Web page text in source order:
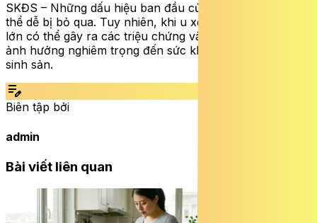
SKĐS – Những dấu hiệu ban đầu của u xơ tử cung có
thể dễ bị bỏ qua. Tuy nhiên, khi u xơ tử cung phát triển
lớn có thể gây ra các triệu chứng và biến chứng đến
ảnh hưởng nghiêm trọng đến sức khỏe và khả năng
sinh sản.
edit_note
Biên tập bởi
admin
Bài viết liên quan